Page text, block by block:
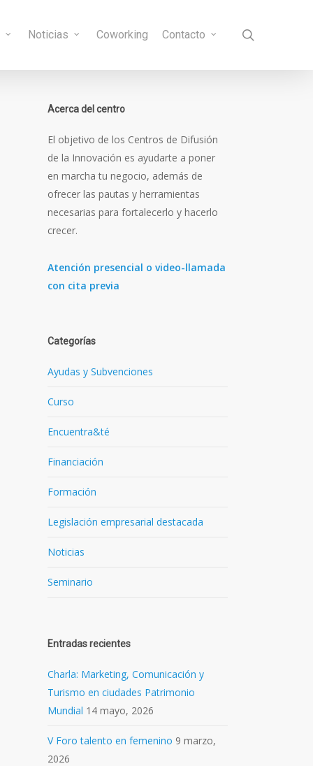
Noticias Coworking Contacto
Acerca del centro
El objetivo de los Centros de Difusión
de la Innovación es ayudarte a poner
en marcha tu negocio, además de
ofrecer las pautas y herramientas
necesarias para fortalecerlo y hacerlo
crecer.
Atención presencial o video-llamada
con cita previa
Categorías
Ayudas y Subvenciones
Curso
Encuentra&té
Financiación
Formación
Legislación empresarial destacada
Noticias
Seminario
Entradas recientes
Charla: Marketing, Comunicación y
Turismo en ciudades Patrimonio
Mundial 14 mayo, 2026
V Foro talento en femenino 9 marzo,
2026